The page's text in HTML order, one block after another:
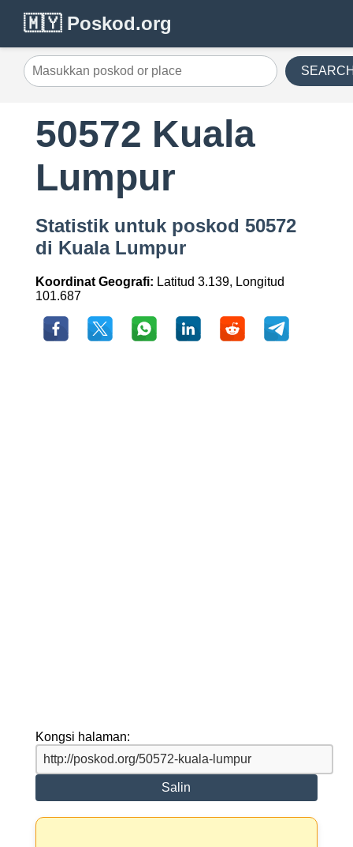
🇲🇾 Poskod.org
50572 Kuala
Lumpur
Statistik untuk poskod 50572
di Kuala Lumpur
Koordinat Geografi: Latitud 3.139, Longitud
101.687
Kongsi halaman:
Salin